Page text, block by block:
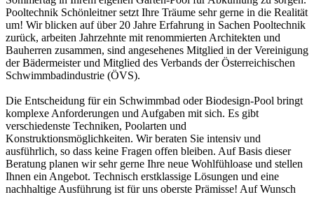
Pooltechnik Schönleitner setzt Ihre Träume sehr gerne in die Realität
um! Wir blicken auf über 20 Jahre Erfahrung in Sachen Pooltechnik
zurück, arbeiten Jahrzehnte mit renommierten Architekten und
Bauherren zusammen, sind angesehenes Mitglied in der Vereinigung
der Bädermeister und Mitglied des Verbands der Österreichischen
Schwimmbadindustrie (ÖVS).
Die Entscheidung für ein Schwimmbad oder Biodesign-Pool bringt
komplexe Anforderungen und Aufgaben mit sich. Es gibt
verschiedenste Techniken, Poolarten und
Konstruktionsmöglichkeiten. Wir beraten Sie intensiv und
ausführlich, so dass keine Fragen offen bleiben. Auf Basis dieser
Beratung planen wir sehr gerne Ihre neue Wohlfühloase und stellen
Ihnen ein Angebot. Technisch erstklassige Lösungen und eine
nachhaltige Ausführung ist für uns oberste Prämisse! Auf Wunsch